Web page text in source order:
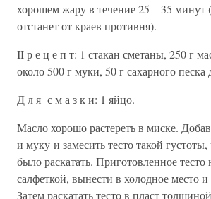
хорошем жару в течение 25—35 минут
отстанет от краев противня).
II р е ц е п т: 1 стакан сметаны, 250 г
около 500 г муки, 50 г сахарного
Д л я с м а з к и: 1 яйцо.
Масло хорошо растереть в миске.
и муку и замесить тесто такой
было раскатать. Приготовленное тесто
салфеткой, вынести в холодное место и
Затем раскатать тесто в пласт